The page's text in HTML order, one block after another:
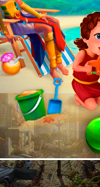
требования:
XP/Vista/Win7/Win8
2.0 GHz
512 MB
9.0
810 MB